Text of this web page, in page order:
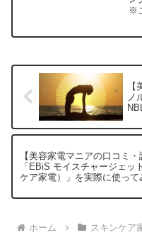
※
ノ
【美容家電マニアの口コミ・
「EBiS モイスチャージェッ
ケア家電）」を実際に使って
ホーム スキンケア